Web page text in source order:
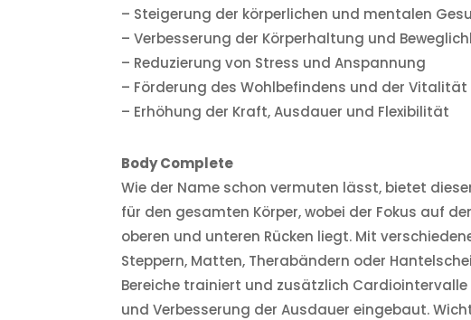
– Steigerung der körperlichen und mentalen
– Verbesserung der Körperhaltung und
– Reduzierung von Stress und Anspannung
– Förderung des Wohlbefindens und der Vitalität
– Erhöhung der Kraft, Ausdauer und Flexibilität
Body Complete
Wie der Name schon vermuten lässt, bietet
für den gesamten Körper, wobei der Fokus auf
oberen und unteren Rücken liegt. Mit
Steppern, Matten, Therabändern oder
Bereiche trainiert und zusätzlich
und Verbesserung der Ausdauer eingebaut.